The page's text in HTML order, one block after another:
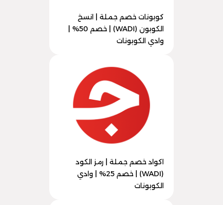
كوبونات خصم جملة | انسخ
الكوبون (WADI) | خصم 50% |
وادي الكوبونات
اكواد خصم جملة | رمز الكود
(WADI) | خصم 25% | وادي
الكوبونات